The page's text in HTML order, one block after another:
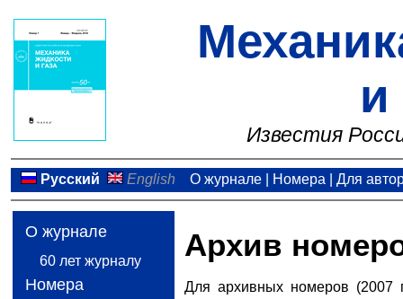
и
Известия
Русский English О журнале| Номера Для
О журнале
60 лет журналу
Номера
Архив
Для архивных номеров (2007